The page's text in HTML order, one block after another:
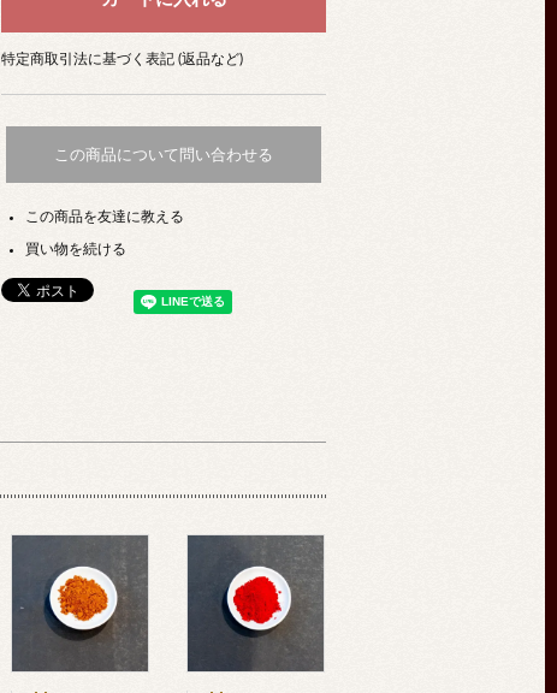
特定商取引法に基づく表記 (返品など)
この商品について問い合わせる
この商品を友達に教える
買い物を続ける